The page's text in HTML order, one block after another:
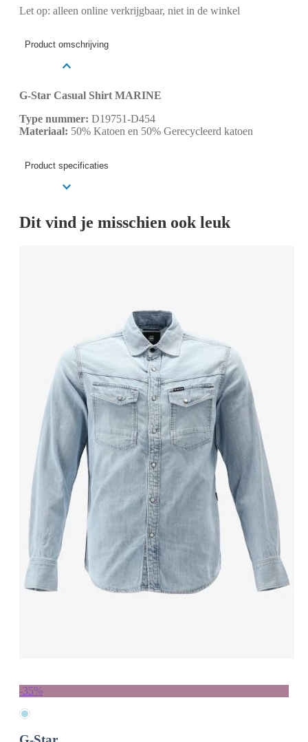
Let op: alleen online verkrijgbaar, niet in de winkel
Product omschrijving
G-Star Casual Shirt MARINE
Type nummer: D19751-D454
Materiaal: 50% Katoen en 50% Gerecycleerd katoen
Product specificaties
Dit vind je misschien ook leuk
-35%